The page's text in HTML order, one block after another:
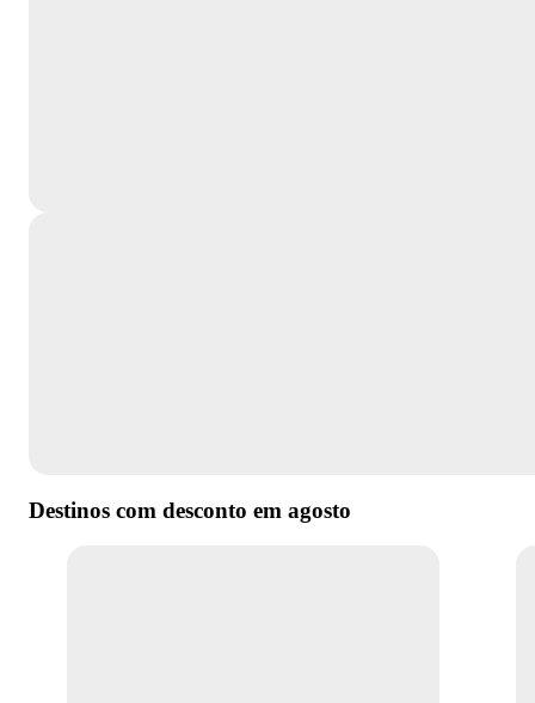
Destinos com desconto em agosto